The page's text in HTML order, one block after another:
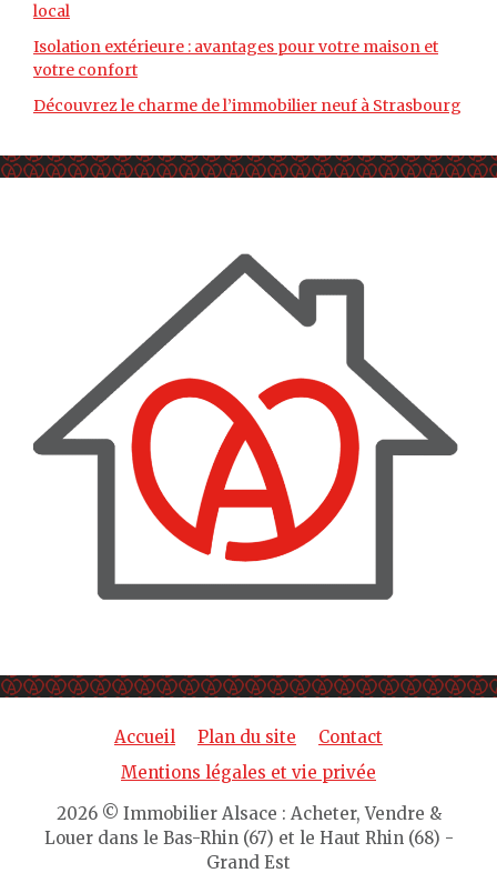
local
Isolation extérieure : avantages pour votre maison et
votre confort
Découvrez le charme de l’immobilier neuf à Strasbourg
Accueil Plan du site
Contact
Mentions légales et vie privée
2026 © Immobilier Alsace : Acheter, Vendre &
Louer dans le Bas-Rhin (67) et le Haut Rhin (68) -
Grand Est